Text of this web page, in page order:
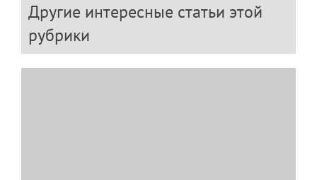
Другие интересные статьи этой
рубрики